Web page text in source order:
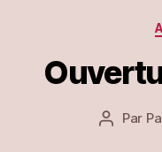
Auteur
Par